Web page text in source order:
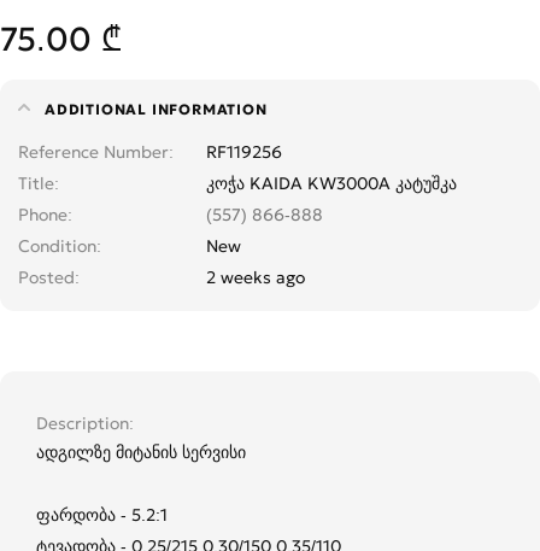
75.00 ₾
ADDITIONAL INFORMATION
Reference Number
RF119256
Title
კოჭა KAIDA KW3000A კატუშკა
Phone
(557) 866-888
Condition
New
Posted
2 weeks ago
Description
ადგილზე მიტანის სერვისი
ფარდობა - 5.2:1
ტევადობა - 0.25/215 0.30/150 0.35/110